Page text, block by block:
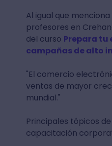
Al igual que
profesores en
del curso Prepara tu
campañas de alto
"El comercio
ventas de mayor
mundial."
Principales tópicos
capacitación